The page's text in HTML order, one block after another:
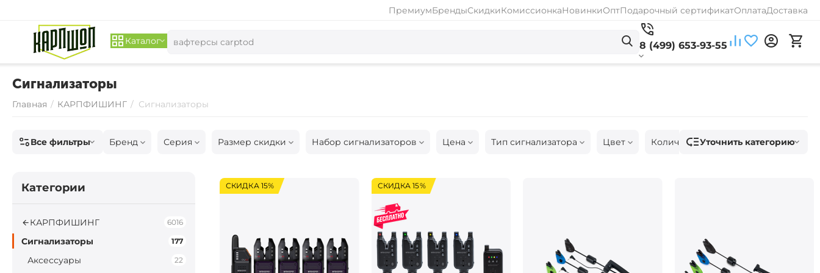
ПремиумБрендыСкидкиКомиссионкаНовинкиОптПодарочный сертификатОплатаДоставка
Каталог 8 (499) 653-93-55
Сигнализаторы
Главная / КАРПФИШИНГ / Сигнализаторы
Все фильтры Бренд Серия Размер скидки Набор сигнализаторов Цена Тип сигнализатора Цвет Количество удилищ Размер
Уточнить категорию
СКИДКА 15% СКИДКА 15%
Категории
КАРПФИШИНГ 6016
Сигнализаторы 177
Аксессуары 22